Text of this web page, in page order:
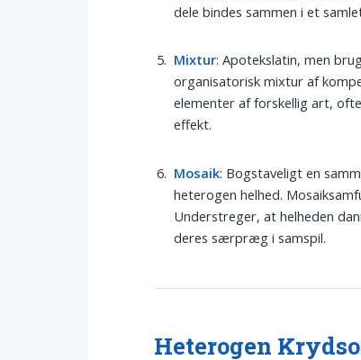
dele bindes sammen i et
Mixtur: Apotekslatin, men
organisatorisk mixtur af
elementer af forskellig art,
effekt.
Mosaik: Bogstaveligt en
heterogen helhed.
Understreger, at helheden
deres særpræg i samspil.
Heterogen